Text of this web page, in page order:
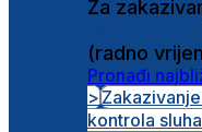
Za
(radno
Pronađi
>
kontrola